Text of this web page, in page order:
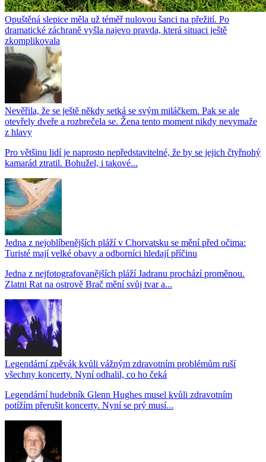
Opuštěná slepice měla už téměř nulovou šanci na přežití. Po
dramatické záchraně vyšla najevo pravda, která situaci ještě
zkomplikovala
Nevěřila, že se ještě někdy setká se svým miláčkem. Pak se ale
otevřely dveře a rozbrečela se. Žena tento moment nikdy nevymaže
z hlavy
Pro většinu lidí je naprosto nepředstavitelné, že by se jejich čtyřnohý
kamarád ztratil. Bohužel, i takové...
Jedna z nejoblíbenějších pláží v Chorvatsku se mění před očima:
Turisté mají velké obavy a odborníci hledají příčinu
Jedna z nejfotografovanějších pláží Jadranu prochází proměnou.
Zlatni Rat na ostrově Brač mění svůj tvar a...
Legendární zpěvák kvůli vážným zdravotním problémům ruší
všechny koncerty. Nyní odhalil, co ho čeká
Legendární hudebník Glenn Hughes musel kvůli zdravotním
potížím přerušit koncerty. Nyní se prý musí...